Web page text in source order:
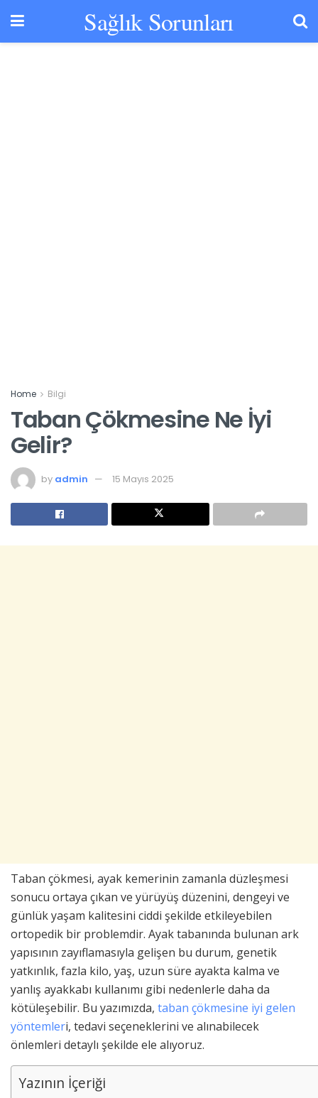
Sağlık Sorunları
Home Bilgi
Taban Çökmesine Ne İyi
Gelir?
by admin 15 Mayıs 2025
Taban çökmesi, ayak kemerinin zamanla düzleşmesi
sonucu ortaya çıkan ve yürüyüş düzenini, dengeyi ve
günlük yaşam kalitesini ciddi şekilde etkileyebilen
ortopedik bir problemdir. Ayak tabanında bulunan ark
yapısının zayıflamasıyla gelişen bu durum, genetik
yatkınlık, fazla kilo, yaş, uzun süre ayakta kalma ve
yanlış ayakkabı kullanımı gibi nedenlerle daha da
kötüleşebilir. Bu yazımızda, taban çökmesine iyi gelen
yöntemleri, tedavi seçeneklerini ve alınabilecek
önlemleri detaylı şekilde ele alıyoruz.
Yazının İçeriği